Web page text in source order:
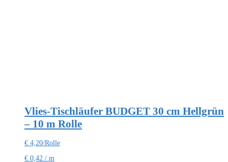
Vlies-Tischläufer BUDGET 30 cm Hellgrün
– 10 m Rolle
€ 4,20/Rolle
€ 0,42 / m